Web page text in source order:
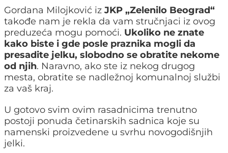
Gordana Milojković iz JKP „Zelenilo Beograd“
takođe nam je rekla da vam stručnjaci iz ovog
preduzeća mogu pomoći. Ukoliko ne znate
kako biste i gde posle praznika mogli da
presadite jelku, slobodno se obratite nekome
od njih. Naravno, ako ste iz nekog drugog
mesta, obratite se nadležnoj komunalnoj službi
za vaš kraj.
U gotovo svim ovim rasadnicima trenutno
postoji ponuda četinarskih sadnica koje su
namenski proizvedene u svrhu novogodišnjih
jelki.